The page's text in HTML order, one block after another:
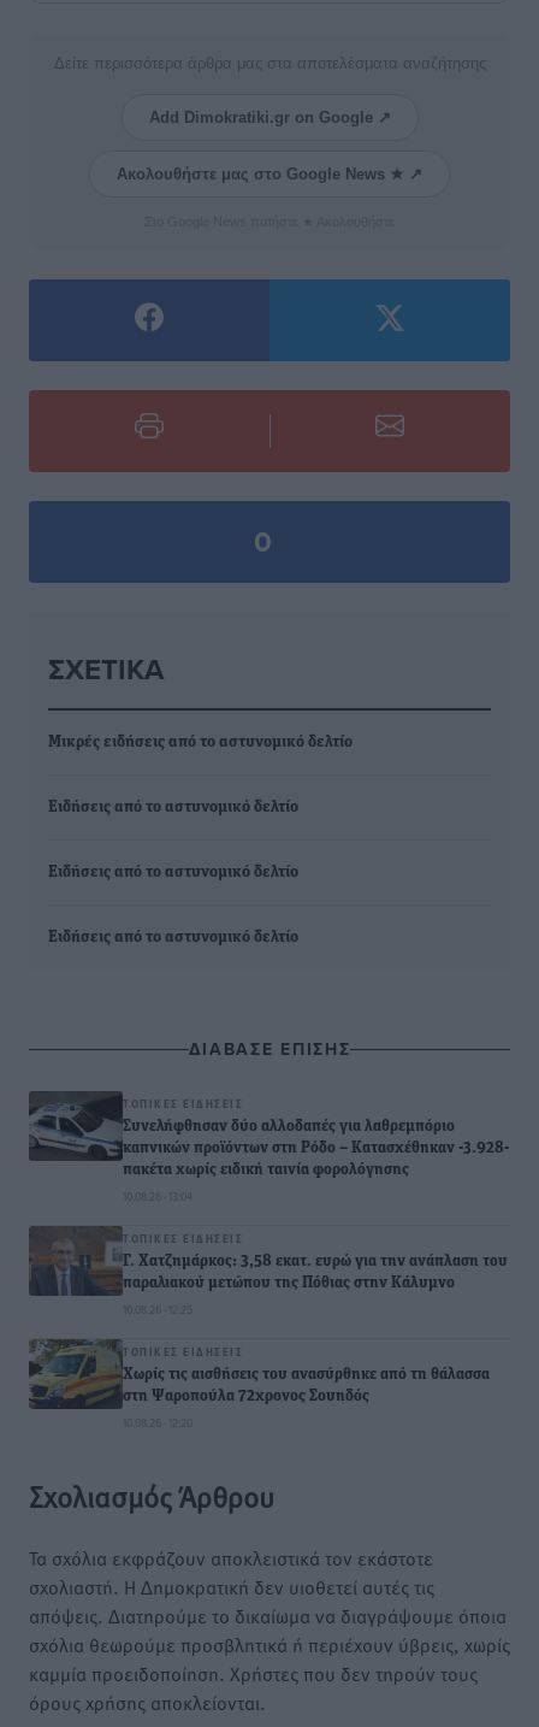
Δείτε περισσότερα άρθρα μας στα αποτελέσματα αναζήτησης
Add Dimokratiki.gr on Google ↗
Ακολουθήστε μας στο Google News ★ ↗
0
ΣΧΕΤΙΚΆ
Μικρές ειδήσεις από το αστυνομικό δελτίο
Ειδήσεις από το αστυνομικό δελτίο
Ειδήσεις από το αστυνομικό δελτίο
Ειδήσεις από το αστυνομικό δελτίο
ΔΙΑΒΑΣΕ ΕΠΙΣΗΣ
ΤΟΠΙΚΈΣ ΕΙΔΉΣΕΙΣ
Συνελήφθησαν δύο αλλοδαπές για λαθρεμπόριο
καπνικών προϊόντων στη Ρόδο – Κατασχέθηκαν -3.928-
πακέτα χωρίς ειδική ταινία φορολόγησης
10.08.26 · 13:04
ΤΟΠΙΚΈΣ ΕΙΔΉΣΕΙΣ
Γ. Χατζημάρκος: 3,58 εκατ. ευρώ για την ανάπλαση του
παραλιακού μετώπου της Πόθιας στην Κάλυμνο
10.08.26 · 12:25
ΤΟΠΙΚΈΣ ΕΙΔΉΣΕΙΣ
Χωρίς τις αισθήσεις του ανασύρθηκε από τη θάλασσα
στη Ψαροπούλα 72χρονος Σουηδός
10.08.26 · 12:20
Σχολιασμός Άρθρου
Τα σχόλια εκφράζουν αποκλειστικά τον εκάστοτε
σχολιαστή. Η Δημοκρατική δεν υιοθετεί αυτές τις
απόψεις. Διατηρούμε το δικαίωμα να διαγράψουμε όποια
σχόλια θεωρούμε προσβλητικά ή περιέχουν ύβρεις, χωρίς
καμμία προειδοποίηση. Χρήστες που δεν τηρούν τους
όρους χρήσης αποκλείονται.